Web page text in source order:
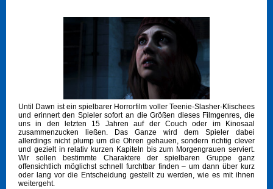
Until Dawn ist ein spielbarer Horrorfilm voller Teenie-Slasher-Klischees
und erinnert den Spieler sofort an die Größen dieses Filmgenres, die
uns in den letzten 15 Jahren auf der Couch oder im Kinosaal
zusammenzucken ließen. Das Ganze wird dem Spieler dabei
allerdings nicht plump um die Ohren gehauen, sondern richtig clever
und gezielt in relativ kurzen Kapiteln bis zum Morgengrauen serviert.
Wir sollen bestimmte Charaktere der spielbaren Gruppe ganz
offensichtlich möglichst schnell furchtbar finden – um dann über kurz
oder lang vor die Entscheidung gestellt zu werden, wie es mit ihnen
weitergeht.